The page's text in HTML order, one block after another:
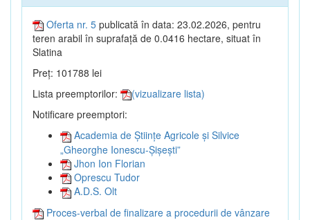
Oferta nr. 5 publicată în data: 23.02.2026, pentru
teren arabil în suprafață de 0.0416 hectare, situat în
Slatina
Preț: 101788 lei
Lista preemptorilor:
(vizualizare lista)
Notificare preemptori:
Academia de Științe Agricole și Silvice
„Gheorghe Ionescu-Șișești”
Jhon Ion Florian
Oprescu Tudor
A.D.S. Olt
Proces-verbal de finalizare a procedurii de vânzare